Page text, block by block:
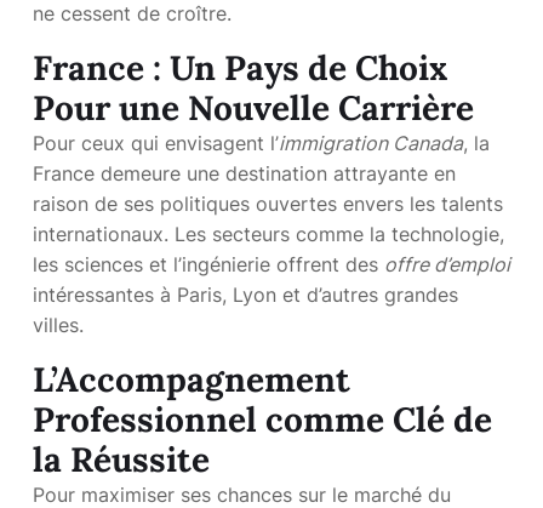
ne cessent de croître.
France : Un Pays de Choix
Pour une Nouvelle Carrière
Pour ceux qui envisagent l’immigration Canada, la
France demeure une destination attrayante en
raison de ses politiques ouvertes envers les talents
internationaux. Les secteurs comme la technologie,
les sciences et l’ingénierie offrent des offre d’emploi
intéressantes à Paris, Lyon et d’autres grandes
villes.
L’Accompagnement
Professionnel comme Clé de
la Réussite
Pour maximiser ses chances sur le marché du